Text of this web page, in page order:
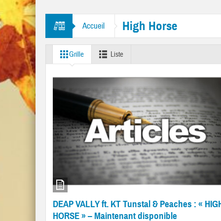
“Mr. Tambourine Man” et “Like A Rolling Stone”
Accueil High Horse
Grille Liste
DEAP VALLY ft. KT Tunstal & Peaches : «
HORSE » – Maintenant disponible